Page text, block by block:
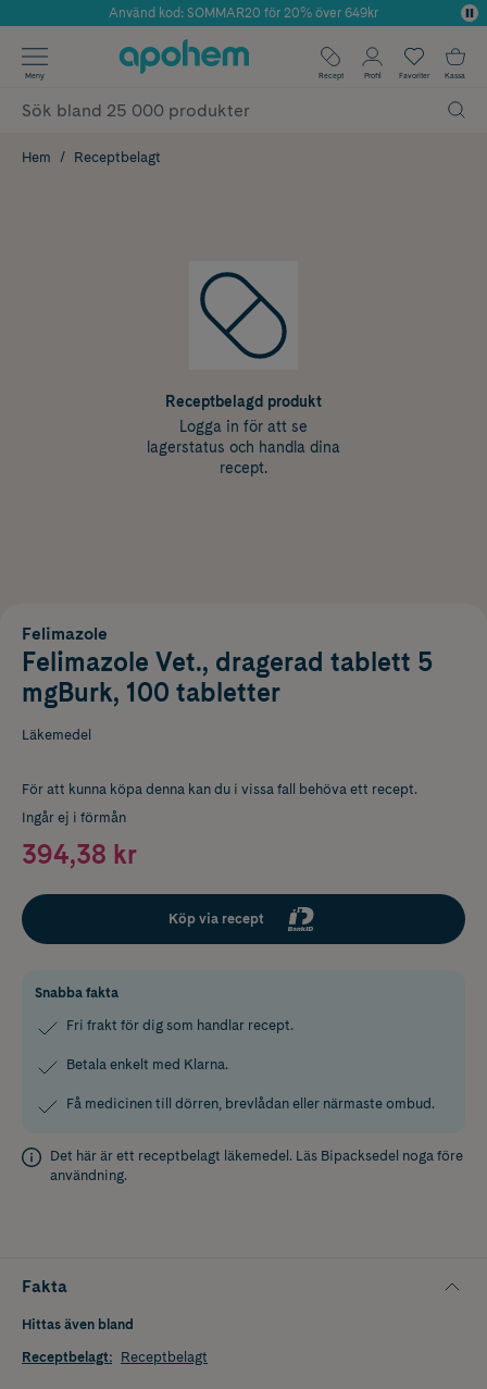
Årets Butik 2025 inom Skönhet
Använd kod: SOMMAR20 för 20% över 649kr
✓ Fri frakt
✓ Poäng på alla köp*
Meny Recept Profil Favoriter Kassa
Hem Receptbelagt
Receptbelagd produkt
Logga in för att se
lagerstatus och handla dina
recept.
Felimazole
Felimazole Vet., dragerad tablett 5
mgBurk, 100 tabletter
Läkemedel
För att kunna köpa denna kan du i vissa fall behöva ett recept.
Ingår ej i förmån
394,38 kr
Köp via recept
Snabba fakta
Fri frakt för dig som handlar recept.
Betala enkelt med Klarna.
Få medicinen till dörren, brevlådan eller närmaste ombud.
Det här är ett receptbelagt läkemedel. Läs Bipacksedel noga före
användning.
Fakta
Hittas även bland
Receptbelagt: Receptbelagt